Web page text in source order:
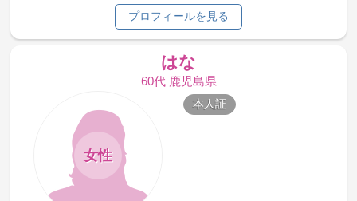
プロフィールを見る
はな
60代 鹿児島県
女性
本人証